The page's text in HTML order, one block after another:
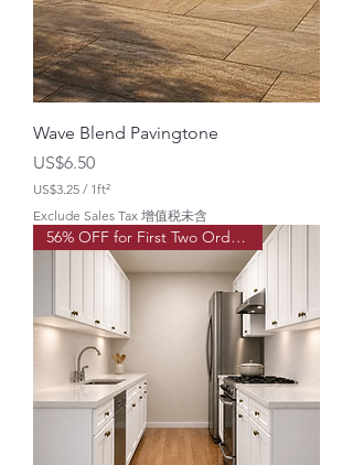
5
Wave Blend Pavingtone
價格
US$6.50
US$3.25 / 1ft²
1
S
2
Exclude Sales Tax 增值税未含
56% OFF for First Two Order!